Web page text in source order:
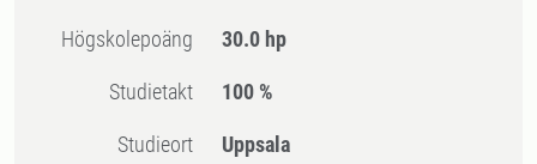
högskolepoäng 30.0 hp
Studietakt 100 %
Studieort Uppsala